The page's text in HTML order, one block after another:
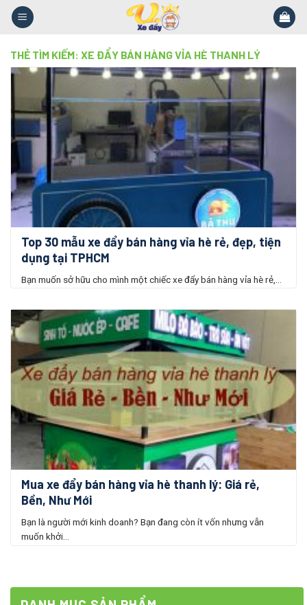
Skip
THẺ TÌM KIẾM: XE ĐẨY BÁN HÀNG VỈA HÈ THANH LÝ
Top 30 mẫu xe đẩy bán hàng vỉa hè rẻ, đẹp, tiện
dụng tại TPHCM
Bạn muốn sở hữu cho mình một chiếc xe đẩy bán hàng vỉa hè rẻ,...
Mua xe đẩy bán hàng vỉa hè thanh lý: Giá rẻ,
Bền, Như Mới
Bạn là người mới kinh doanh? Bạn đang còn ít vốn nhưng vẫn
muốn khởi...